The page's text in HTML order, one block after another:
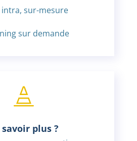
sur-mesure
sur demande

savoir plus ?